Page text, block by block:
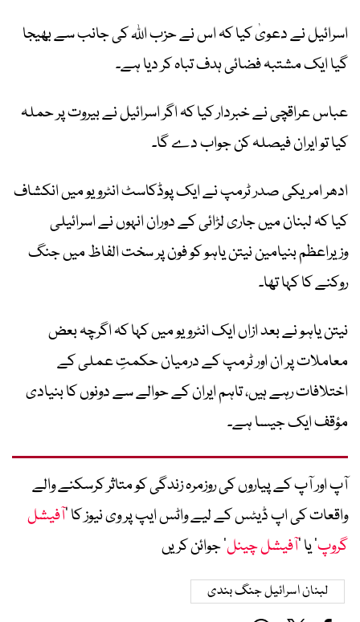
اسرائیل نے دعویٰ کیا کہ اس نے حزب اللہ کی جانب سے بھیجا
گیا ایک مشتبہ فضائی ہدف تباہ کر دیا ہے۔
عباس عراقچی نے خبردار کیا کہ اگر اسرائیل نے بیروت پر حملہ
کیا تو ایران فیصلہ کن جواب دے گا۔
ادھر امریکی صدر ٹرمپ نے ایک پوڈکاسٹ انٹرویو میں انکشاف
کیا کہ لبنان میں جاری لڑائی کے دوران انہوں نے اسرائیلی
وزیراعظم بنیامین نیتن یاہو کو فون پر سخت الفاظ میں جنگ
روکنے کا کہا تھا۔
نیتن یاہو نے بعد ازاں ایک انٹرویو میں کہا کہ اگرچہ بعض
معاملات پر ان اور ٹرمپ کے درمیان حکمتِ عملی کے
اختلافات رہے ہیں، تاہم ایران کے حوالے سے دونوں کا بنیادی
مؤقف ایک جیسا ہے۔
آپ اور آپ کے پیاروں کی روزمرہ زندگی کو متاثر کرسکنے والے
واقعات کی اپ ڈیٹس کے لیے واٹس ایپ پر وی نیوز کا ’آفیشل
گروپ‘ یا ’آفیشل چینل‘ جوائن کریں
لبنان اسرائیل جنگ بندی